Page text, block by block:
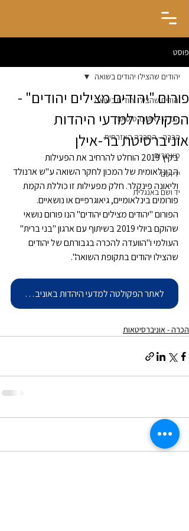
פוסט
יהודים שהצילו יהודים בשואה
הכרה - אוניברסיטאות
הכרה - החברה האזרחית
מאמרים
יד ושם
יד ושם באנגלית
יהודים שהצילו יהודים בשואה
פורום "יהודים מצילים יהודים" -
הפקולטה למדעי היהדות
אוניברסיטת בר-אילן
בקיץ 2019 הוחלט להרחיב את הפעילות
הבינלאומית של המכון לחקר השואה ע"ש ארנולד
וליאונה פינקלר. חלק מפעילות זו כוללת הקמת
פורומים בינלאומיים, גיאוגרפיים או נושאיים.
הפורום "יהודים מצילים יהודים" הנו פורום נושאי
שהוקם ביולי 2019 בשיתוף עם ארגון "בני ברית"
העולמי ו"הוועדה להכרה בגבורתם של יהודים
שהצילו יהודים בתקופת השואה".
לאתר הפקולטה למדעי היהדות באוניברסיטת בר אילן
הכרה - אוניברסיטאות
תגובות